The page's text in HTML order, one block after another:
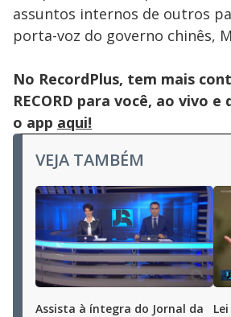
assuntos internos de outros
porta-voz do governo chinês,
No RecordPlus, tem mais
RECORD para você, ao vivo e
o app aqui!
VEJA TAMBÉM
Assista à íntegra do Jornal da